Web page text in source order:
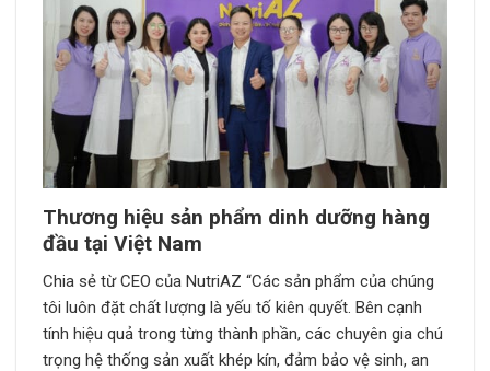
Thương hiệu sản phẩm dinh dưỡng hàng
đầu tại Việt Nam
Chia sẻ từ CEO của NutriAZ “Các sản phẩm của chúng
tôi luôn đặt chất lượng là yếu tố kiên quyết. Bên cạnh
tính hiệu quả trong từng thành phần, các chuyên gia chú
trọng hệ thống sản xuất khép kín, đảm bảo vệ sinh, an